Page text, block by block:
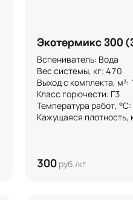
Экотермикс 300
Вспениватель: Вода
Вес системы, кг: 470
Выход с комплекта, м³:
Класс горючести: Г3
Температура работ,
Кажущаяся плотность,
300 руб./кг